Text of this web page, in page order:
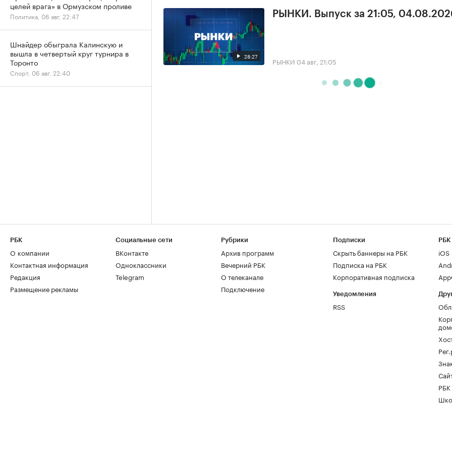
28:27
РЫНКИ. Выпуск за 21:05,
РЫНКИ 04 авг, 21:05
целей врага» в Ормузском проливе
Политика, 06 авг, 22:47
Шнайдер обыграла Калинскую и
вышла в четвертый круг турнира в
Торонто
Спорт, 06 авг, 22:40
РБК
О компании
Контактная информация
Редакция
Размещение рекламы
Социальные сети
ВКонтакте
Одноклассники
Telegram
Рубрики
Архив программ
Вечерний РБК
О телеканале
Подключение
Подписки
Скрыть баннеры на РБК
Подписка на РБК
Корпоративная подписка
Уведомления
RSS
РБК
iOS